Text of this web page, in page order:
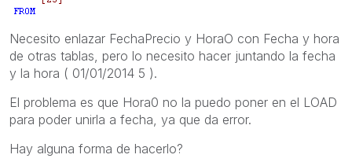
Necesito enlazar FechaPrecio y HoraO con Fecha y hora
de otras tablas, pero lo necesito hacer juntando la fecha
y la hora ( 01/01/2014 5 ).
El problema es que Hora0 no la puedo poner en el LOAD
para poder unirla a fecha, ya que da error.
Hay alguna forma de hacerlo?